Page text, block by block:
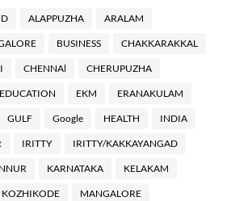
ALAPPUZHA ARALAM
BUSINESS CHAKKARAKKAL
CHENNAl CHERUPUZHA
EDUCATION EKM ERANAKULAM
GULF Google HEALTH INDIA
IRITTY IRITTY/KAKKAYANGAD
KARNATAKA KELAKAM
KOZHIKODE MANGALORE